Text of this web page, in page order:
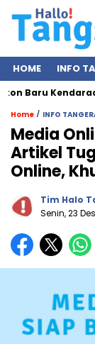
HOME INFO
Baru Kendaraan
Home / INFO
Media
Artikel
Online,
Tim Halo
Senin, 23